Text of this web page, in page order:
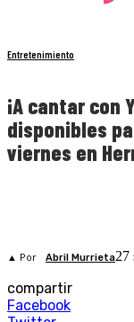
Entretenimiento
¡A cantar con
disponibles
viernes en
▲ Por Abril Murrieta27
compartir
Facebook